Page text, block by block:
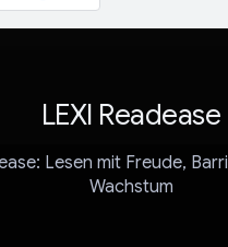
LEXI Readease
Lesen mit Freude,
Wachstum